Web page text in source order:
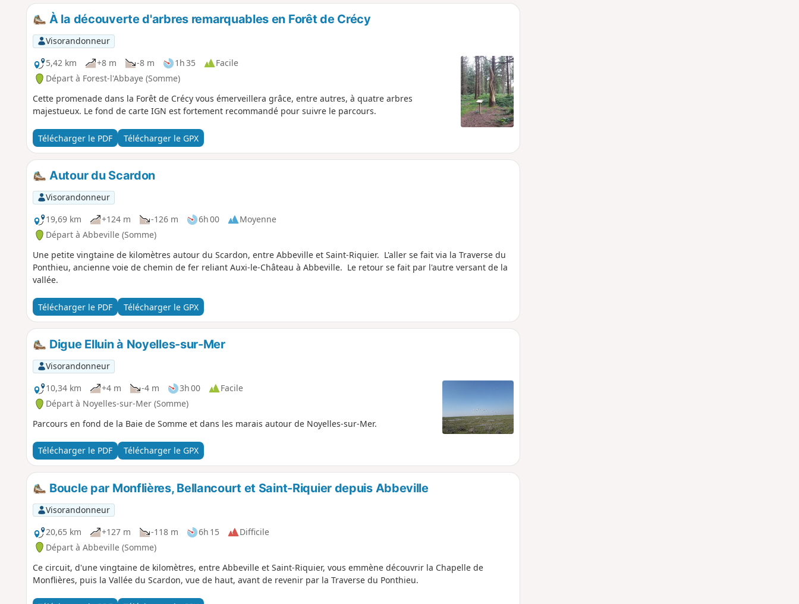
À la découverte d'arbres remarquables en Forêt de Crécy
Visorandonneur
5,42 km
+8 m -8 m 1h 35
Facile
Départ à Forest-l'Abbaye (Somme)
Cette promenade dans la Forêt de Crécy vous émerveillera grâce, entre autres, à quatre arbres
majestueux. Le fond de carte IGN est fortement recommandé pour suivre le parcours.
Télécharger le PDF Télécharger le GPX
Autour du Scardon
Visorandonneur
19,69 km
+124 m -126 m 6h 00
Moyenne
Départ à Abbeville (Somme)
Une petite vingtaine de kilomètres autour du Scardon, entre Abbeville et Saint-Riquier. L'aller se fait via la Traverse du
Ponthieu, ancienne voie de chemin de fer reliant Auxi-le-Château à Abbeville. Le retour se fait par l'autre versant de la
vallée.
Télécharger le PDF Télécharger le GPX
Digue Elluin à Noyelles-sur-Mer
Visorandonneur
10,34 km
+4 m -4 m 3h 00
Facile
Départ à Noyelles-sur-Mer (Somme)
Parcours en fond de la Baie de Somme et dans les marais autour de Noyelles-sur-Mer.
Télécharger le PDF Télécharger le GPX
Boucle par Monflières, Bellancourt et Saint-Riquier depuis Abbeville
Visorandonneur
20,65 km
+127 m -118 m 6h 15
Difficile
Départ à Abbeville (Somme)
Ce circuit, d'une vingtaine de kilomètres, entre Abbeville et Saint-Riquier, vous emmène découvrir la Chapelle de
Monflières, puis la Vallée du Scardon, vue de haut, avant de revenir par la Traverse du Ponthieu.